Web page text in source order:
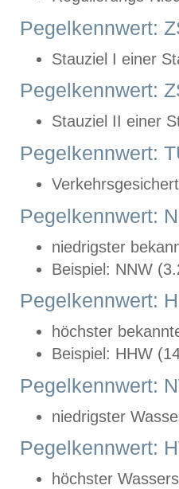
Pegelkennwert:
Stauziel I einer
Pegelkennwert:
Stauziel II einer
Pegelkennwert:
Pegelkennwert:
niedrigster
Beispiel: NNW
Pegelkennwert:
höchster
Beispiel: HHW
Pegelkennwert:
niedrigster
Pegelkennwert:
höchster